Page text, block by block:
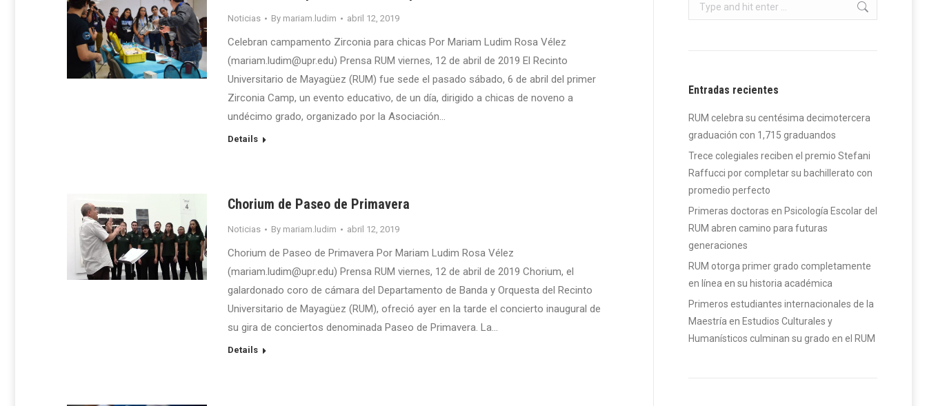
Noticias By mariam.ludim abril 12, 2019
Celebran campamento Zirconia para chicas Por Mariam Ludim Rosa Vélez
(mariam.ludim@upr.edu) Prensa RUM viernes, 12 de abril de 2019 El Recinto
Universitario de Mayagüez (RUM) fue sede el pasado sábado, 6 de abril del primer
Zirconia Camp, un evento educativo, de un día, dirigido a chicas de noveno a
undécimo grado, organizado por la Asociación…
Details
Chorium de Paseo de Primavera
Noticias By mariam.ludim abril 12, 2019
Chorium de Paseo de Primavera Por Mariam Ludim Rosa Vélez
(mariam.ludim@upr.edu) Prensa RUM viernes, 12 de abril de 2019 Chorium, el
galardonado coro de cámara del Departamento de Banda y Orquesta del Recinto
Universitario de Mayagüez (RUM), ofreció ayer en la tarde el concierto inaugural de
su gira de conciertos denominada Paseo de Primavera. La…
Details
Entradas recientes
RUM celebra su centésima decimotercera
graduación con 1,715 graduandos
Trece colegiales reciben el premio Stefani
Raffucci por completar su bachillerato con
promedio perfecto
Primeras doctoras en Psicología Escolar del
RUM abren camino para futuras
generaciones
RUM otorga primer grado completamente
en línea en su historia académica
Primeros estudiantes internacionales de la
Maestría en Estudios Culturales y
Humanísticos culminan su grado en el RUM